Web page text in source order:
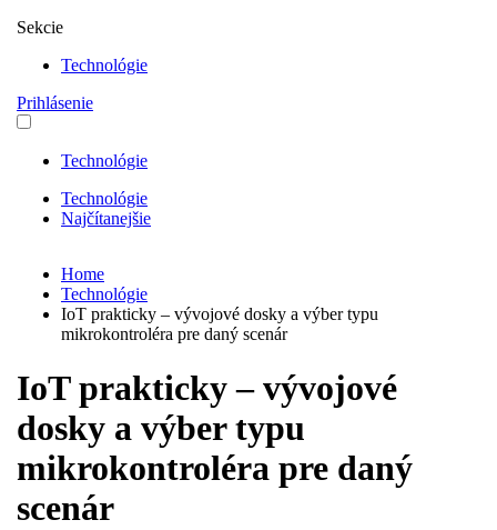
Sekcie
Technológie
Prihlásenie
Technológie
Technológie
Najčítanejšie
Home
Technológie
IoT prakticky – vývojové dosky a výber typu
mikrokontroléra pre daný scenár
IoT prakticky – vývojové
dosky a výber typu
mikrokontroléra pre daný
scenár